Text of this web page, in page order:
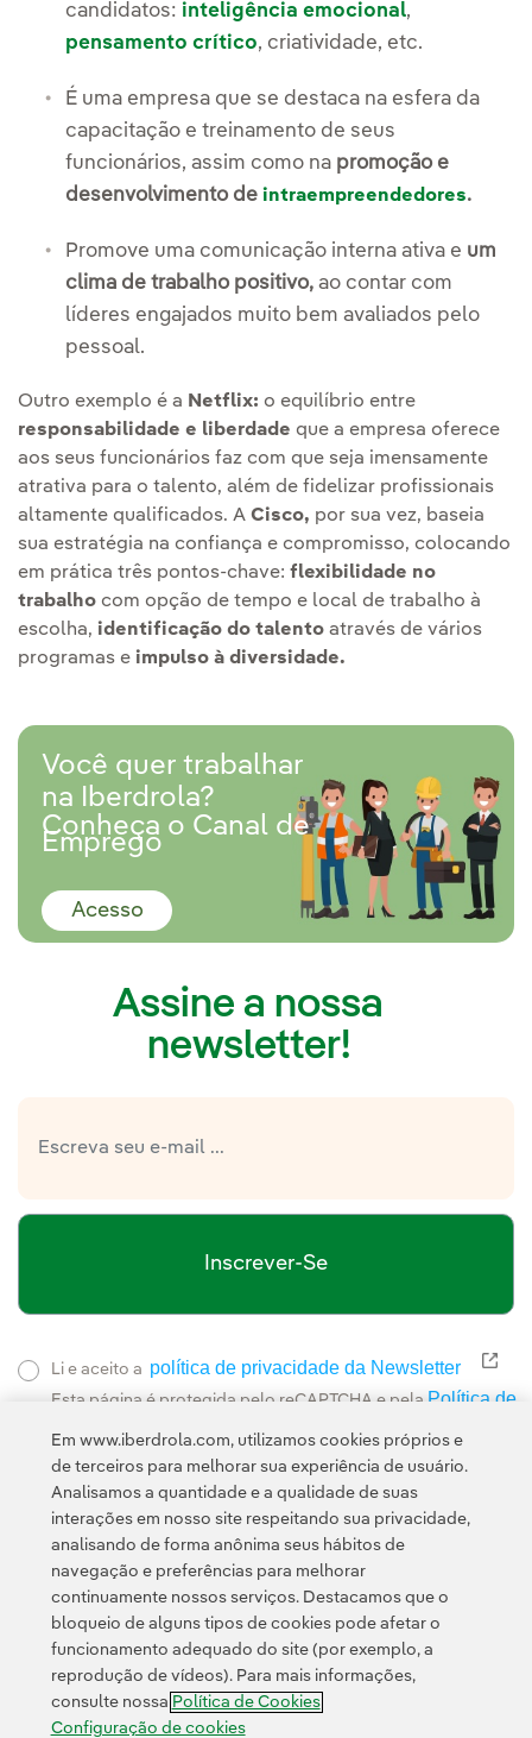
candidatos: inteligência emocional,
pensamento crítico, criatividade, etc.
É uma empresa que se destaca na esfera da
capacitação e treinamento de seus
funcionários, assim como na promoção e
desenvolvimento de intraempreendedores.
Promove uma comunicação interna ativa e um
clima de trabalho positivo, ao contar com
líderes engajados muito bem avaliados pelo
pessoal.
Outro exemplo é a Netflix: o equilíbrio entre
responsabilidade e liberdade que a empresa oferece
aos seus funcionários faz com que seja imensamente
atrativa para o talento, além de fidelizar profissionais
altamente qualificados. A Cisco, por sua vez, baseia
sua estratégia na confiança e compromisso, colocando
em prática três pontos-chave: flexibilidade no
trabalho com opção de tempo e local de trabalho à
escolha, identificação do talento através de vários
programas e impulso à diversidade.
Você quer trabalhar
na Iberdrola?
Conheça o Canal de
Emprego
Acesso Enlace externo, se abre en ventana
Assine a nossa
newsletter!
Inscrever-Se
Li e aceito a política de privacidade da Newsletter Link
Esta página é protegida pelo reCAPTCHA e pela Política de
e pela
Política de Privacidade Informação legal
Política de cookies Configuração de cookies Acessibilidade
Canal de denúncias
Em www.iberdrola.com, utilizamos cookies próprios e
de terceiros para melhorar sua experiência de usuário.
Analisamos a quantidade e a qualidade de suas
interações em nosso site respeitando sua privacidade,
analisando de forma anônima seus hábitos de
navegação e preferências para melhorar
continuamente nossos serviços. Destacamos que o
bloqueio de alguns tipos de cookies pode afetar o
funcionamento adequado do site (por exemplo, a
reprodução de vídeos). Para mais informações,
consulte nossa Política de Cookies
Configuração de cookies